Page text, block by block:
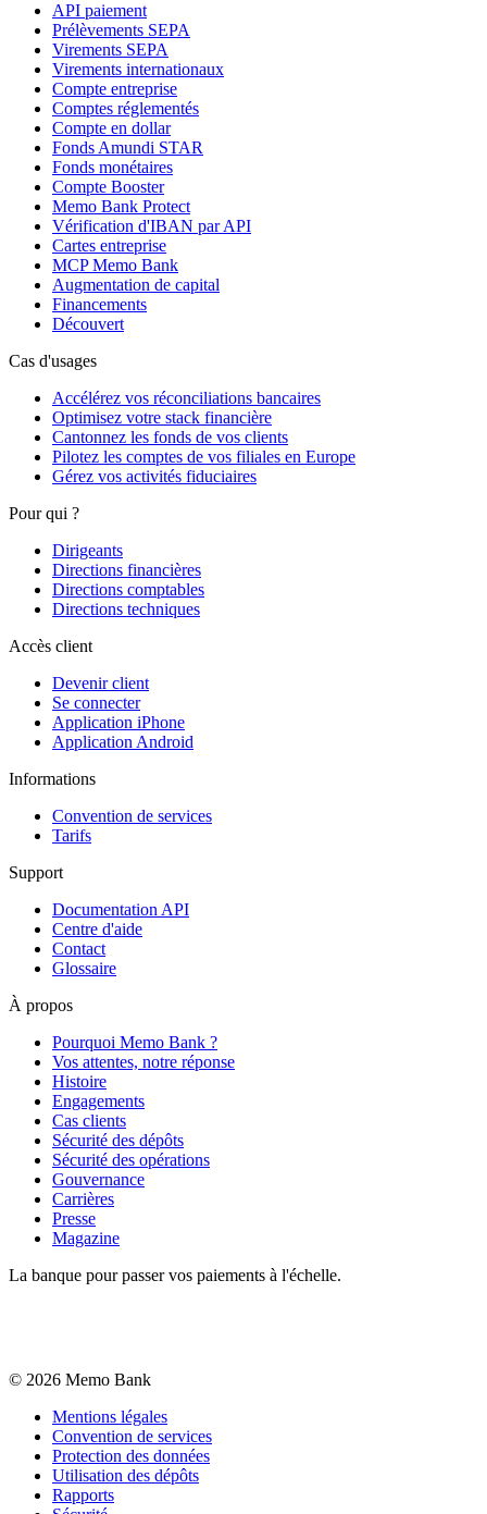
API paiement
Prélèvements SEPA
Virements SEPA
Virements internationaux
Compte entreprise
Comptes réglementés
Compte en dollar
Fonds Amundi STAR
Fonds monétaires
Compte Booster
Memo Bank Protect
Vérification d'IBAN par API
Cartes entreprise
MCP Memo Bank
Augmentation de capital
Financements
Découvert
Cas d'usages
Accélérez vos réconciliations bancaires
Optimisez votre stack financière
Cantonnez les fonds de vos clients
Pilotez les comptes de vos filiales en Europe
Gérez vos activités fiduciaires
Pour qui ?
Dirigeants
Directions financières
Directions comptables
Directions techniques
Accès client
Devenir client
Se connecter
Application iPhone
Application Android
Informations
Convention de services
Tarifs
Support
Documentation API
Centre d'aide
Contact
Glossaire
À propos
Pourquoi Memo Bank ?
Vos attentes, notre réponse
Histoire
Engagements
Cas clients
Sécurité des dépôts
Sécurité des opérations
Gouvernance
Carrières
Presse
Magazine
La banque pour passer vos paiements à l'échelle.
© 2026 Memo Bank
Mentions légales
Convention de services
Protection des données
Utilisation des dépôts
Rapports